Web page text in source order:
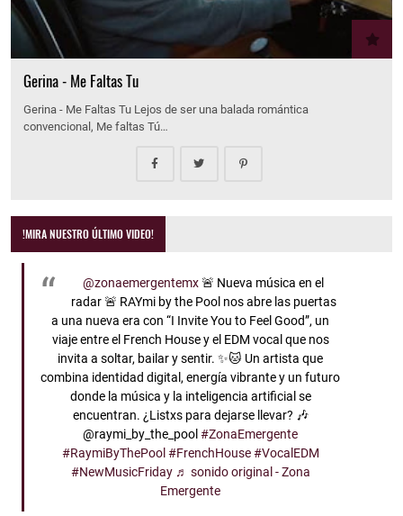
Gerina - Me Faltas Tu
Gerina - Me Faltas Tu Lejos de ser una balada romántica
convencional, Me faltas Tú…
!MIRA NUESTRO ÚLTIMO VIDEO!
@zonaemergentemx🚨 Nueva música en el
radar 🚨 RAYmi by the Pool nos abre las puertas
a una nueva era con “I Invite You to Feel Good”, un
viaje entre el French House y el EDM vocal que nos
invita a soltar, bailar y sentir. ✨🐱 Un artista que
combina identidad digital, energía vibrante y un futuro
donde la música y la inteligencia artificial se
encuentran. ¿Listxs para dejarse llevar? 🎶
@raymi_by_the_pool#ZonaEmergente
#RaymiByThePool #FrenchHouse #VocalEDM
#NewMusicFriday ♬ sonido original - Zona
Emergente